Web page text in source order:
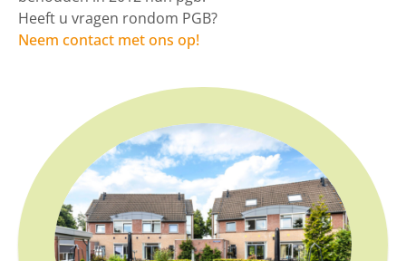
Heeft u vragen rondom PGB?
Neem contact met ons op!